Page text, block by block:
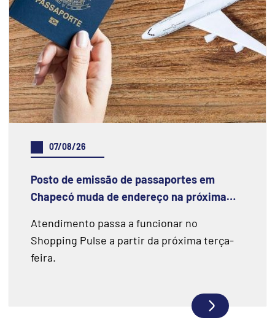
07/08/26
Posto de emissão de passaportes em
Chapecó muda de endereço na próxima
Atendimento passa a funcionar no
Shopping Pulse a partir da próxima terça-
feira.